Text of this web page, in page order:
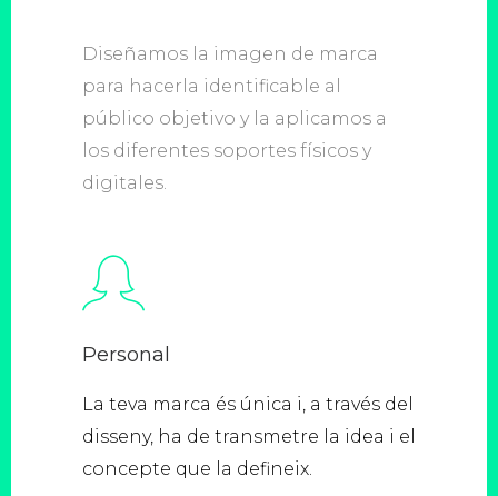
Diseñamos la imagen de marca
para hacerla identificable al
público objetivo y la aplicamos a
los diferentes soportes físicos y
digitales.
Personal
La teva marca és única i, a través del
disseny, ha de transmetre la idea i el
concepte que la defineix.